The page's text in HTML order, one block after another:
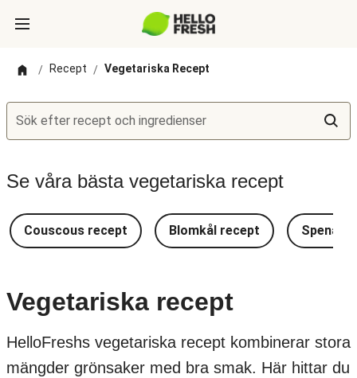
/ Recept / Vegetariska Recept
Sök efter recept och ingredienser
Se våra bästa vegetariska recept
Couscous recept Blomkål recept Spenat
Vegetariska recept
HelloFreshs vegetariska recept kombinerar stora
mängder grönsaker med bra smak. Här hittar du